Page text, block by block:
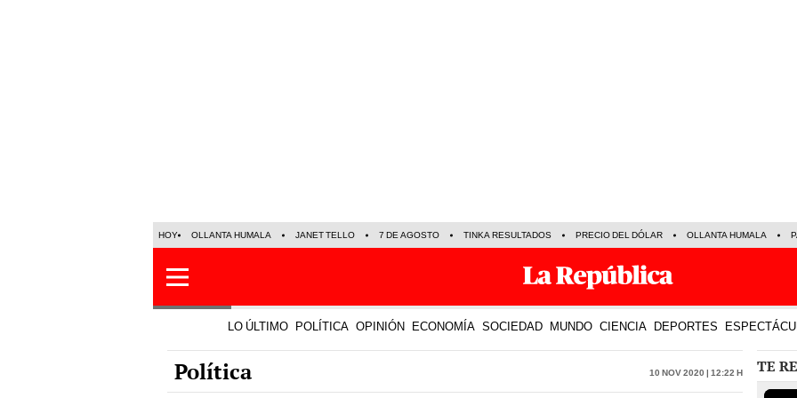
HOY OLLANTA HUMALA JANET TELLO 7 DE AGOSTO TINKA RESULTADOS PRECIO DEL DÓLAR OLLANTA HUMALA
LO ÚLTIMO POLÍTICA OPINIÓN ECONOMÍA SOCIEDAD MUNDO CIENCIA DEPORTES
Política 10 Nov 2020 | 12:22 h TE